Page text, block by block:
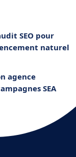
SEO pour
naturel
agence
SEA